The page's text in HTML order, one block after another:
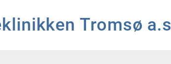
Tromsø a.s